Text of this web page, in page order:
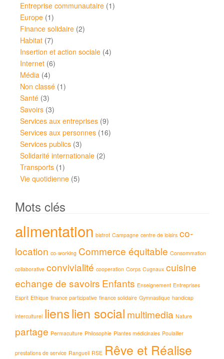
Entreprise communautaire (1)
Europe (1)
Finance solidaire (2)
Habitat (7)
Insertion et action sociale (4)
Internet (6)
Média (4)
Non classé (1)
Santé (3)
Savoirs (3)
Services aux entreprises (9)
Services aux personnes (16)
Services publics (3)
Solidarité internationale (2)
Transports (1)
Vie quotidienne (5)
Mots clés
alimentation bistrot Campagne centre de loisirs co-
location co-working Commerce équitable Consommation
collaborative convivialité cooperation Corps Cugnaux cuisine
echange de savoirs Enfants Enseignement Entreprises
Esprit Ethique finance participative finance solidaire Gymnastique handicap
interculturel lienslien social multimedia Nature
partage Permaculture Philosophie Plantes médicinales Poulailler
prestations de service Rangueil RSE Rêve et Réalise